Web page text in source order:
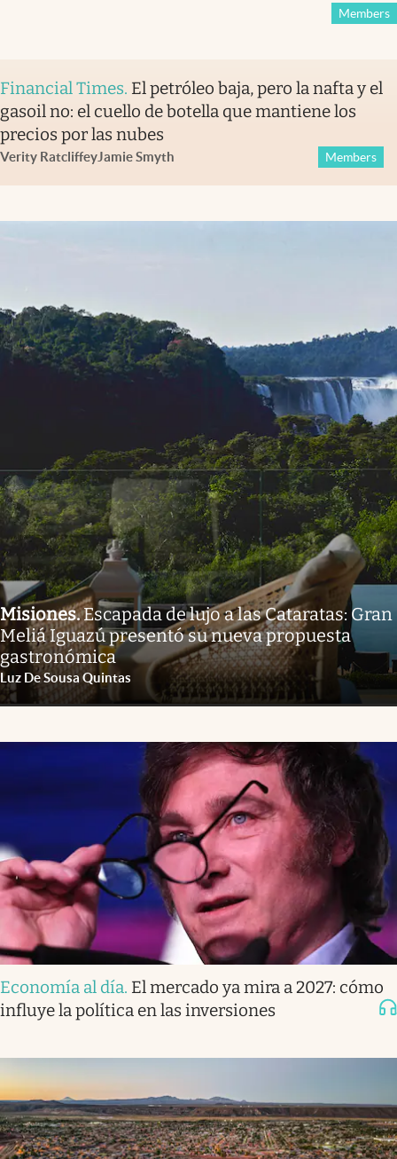
Members
Financial Times. El petróleo baja, pero la nafta y el
gasoil no: el cuello de botella que mantiene los
precios por las nubes
Verity RatcliffeyJamie Smyth Members
Misiones.Escapada de lujo a las Cataratas: Gran
Meliá Iguazú presentó su nueva propuesta
gastronómica
Luz De Sousa Quintas
Economía al día. El mercado ya mira a 2027: cómo
influye la política en las inversiones